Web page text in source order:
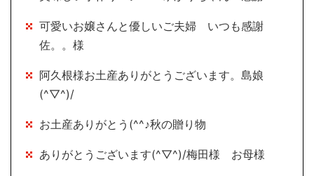
可愛いお嬢さんと優しいご夫婦 いつも感謝
佐。。様
阿久根様お土産ありがとうございます。島娘
(^▽^)/
お土産ありがとう(^^♪秋の贈り物
ありがとうございます(^▽^)/梅田様 お母様